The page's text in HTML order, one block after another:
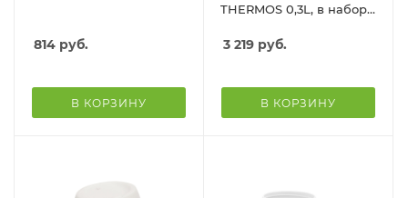
814 руб.
В КОРЗИНУ
THERMOS 0,3L, в наборе
3 219 руб.
В КОРЗИНУ